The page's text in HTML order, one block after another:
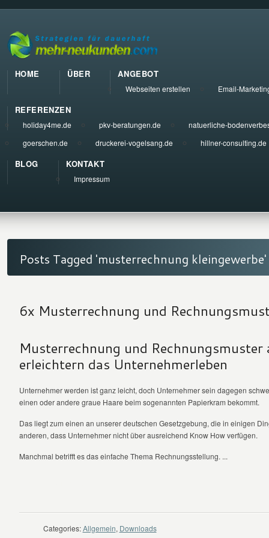
HOME ÜBER ANGEBOT
Webseiten erstellen Email-
REFERENZEN
holiday4me.de pkv-beratungen.de
natuerliche-
goerschen.de
druckerei-vogelsang.de hillner-consulting.de
BLOG KONTAKT
Impressum
Posts Tagged 'musterrechnung kleingewerbe'
6x Musterrechnung und
Musterrechnung und
erleichtern das Unternehmerleben
Unternehmer werden ist ganz leicht, doch Unternehmer sein dagegen
einen oder andere graue Haare beim sogenannten Papierkram bekommt.
Das liegt zum einen an unserer deutschen Gesetzgebung, die in einigen
anderen, dass Unternehmer nicht über ausreichend Know How verfügen.
Manchmal betrifft es das einfache Thema Rechnungsstellung. ...
Categories: Allgemein, Downloads